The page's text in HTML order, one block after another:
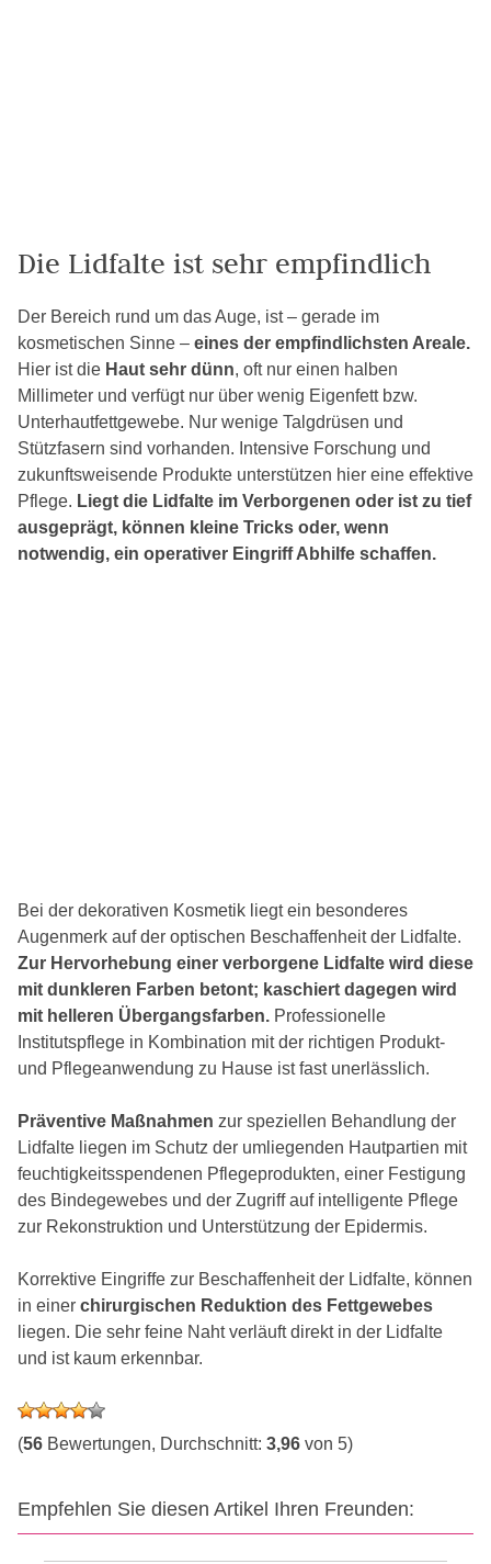
Die Lidfalte ist sehr empfindlich
Der Bereich rund um das Auge, ist – gerade im
kosmetischen Sinne – eines der empfindlichsten Areale.
Hier ist die Haut sehr dünn, oft nur einen halben
Millimeter und verfügt nur über wenig Eigenfett bzw.
Unterhautfettgewebe. Nur wenige Talgdrüsen und
Stützfasern sind vorhanden. Intensive Forschung und
zukunftsweisende Produkte unterstützen hier eine effektive
Pflege. Liegt die Lidfalte im Verborgenen oder ist zu tief
ausgeprägt, können kleine Tricks oder, wenn
notwendig, ein operativer Eingriff Abhilfe schaffen.
Bei der dekorativen Kosmetik liegt ein besonderes
Augenmerk auf der optischen Beschaffenheit der Lidfalte.
Zur Hervorhebung einer verborgene Lidfalte wird diese
mit dunkleren Farben betont; kaschiert dagegen wird
mit helleren Übergangsfarben. Professionelle
Institutspflege in Kombination mit der richtigen Produkt-
und Pflegeanwendung zu Hause ist fast unerlässlich.
Präventive Maßnahmen zur speziellen Behandlung der
Lidfalte liegen im Schutz der umliegenden Hautpartien mit
feuchtigkeitsspendenen Pflegeprodukten, einer Festigung
des Bindegewebes und der Zugriff auf intelligente Pflege
zur Rekonstruktion und Unterstützung der Epidermis.
Korrektive Eingriffe zur Beschaffenheit der Lidfalte, können
in einer chirurgischen Reduktion des Fettgewebes
liegen. Die sehr feine Naht verläuft direkt in der Lidfalte
und ist kaum erkennbar.
(56 Bewertungen, Durchschnitt: 3,96 von 5)
Empfehlen Sie diesen Artikel Ihren Freunden: